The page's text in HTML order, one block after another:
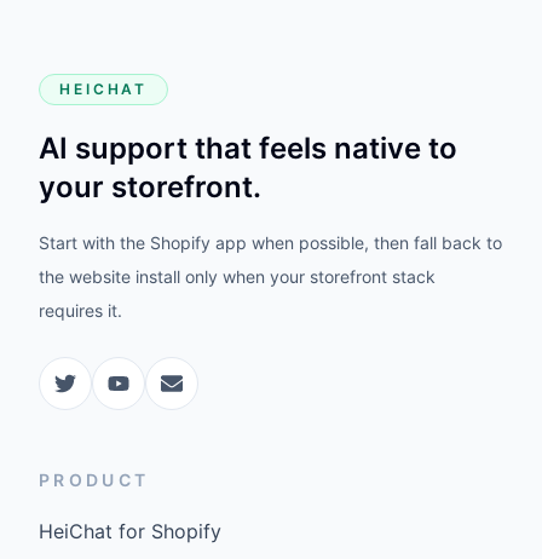
HEICHAT
AI support that feels native to
your storefront.
Start with the Shopify app when possible, then fall back to
the website install only when your storefront stack
requires it.
PRODUCT
HeiChat for Shopify